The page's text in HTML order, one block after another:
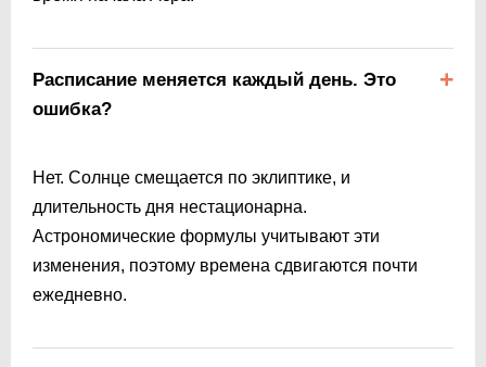
Расписание меняется каждый день. Это
ошибка?
Нет. Солнце смещается по эклиптике, и
длительность дня нестационарна.
Астрономические формулы учитывают эти
изменения, поэтому времена сдвигаются почти
ежедневно.